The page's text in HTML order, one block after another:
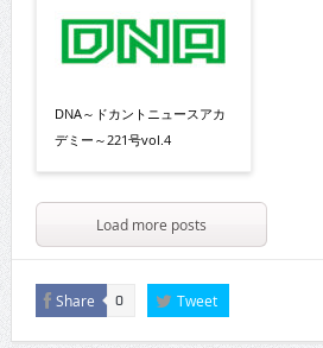
DNA～ドカントニュースアカ
デミー～221号vol.4
Load more posts
Share 0 Tweet